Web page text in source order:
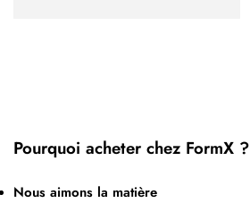
Pourquoi acheter chez FormX ?
Nous aimons la matière